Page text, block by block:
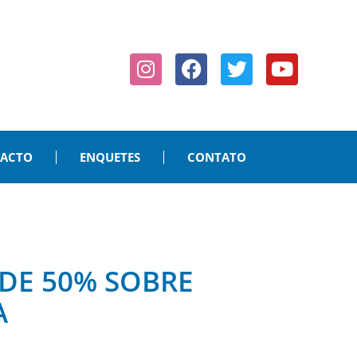
ENQUETES CONTATO
50% SOBRE